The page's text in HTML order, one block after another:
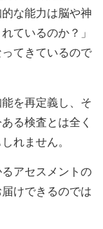
な能力は脳や神
ているのか？」
てきているので
を再定義し、そ
る検査とは全く
れません。
アセスメントの
けできるのでは